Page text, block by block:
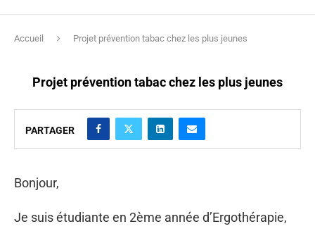
Accueil Projet prévention tabac chez les plus jeunes
Projet prévention tabac chez les plus jeunes
PARTAGER
Bonjour,
Je suis étudiante en 2ème année d’Ergothérapie,